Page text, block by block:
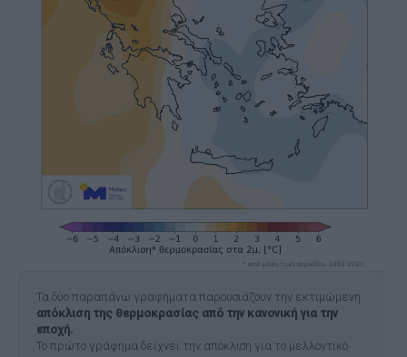
Τα δύο παραπάνω γραφήματα παρουσιάζουν την εκτιμώμενη
απόκλιση της θερμοκρασίας από την κανονική για την
εποχή.
Το πρώτο γράφημα δείχνει την απόκλιση για το μελλοντικό